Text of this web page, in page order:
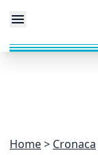
Home Cronaca